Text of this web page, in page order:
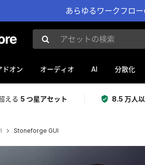
あらゆるワークフロ
アセットの検索
ドオン オーディオ AI 分散化
える 5 つ星アセット 8.5 万人
Stoneforge GUI